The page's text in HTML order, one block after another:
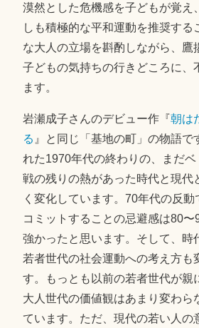
漠然とした危機感を子どもが覚え
しも積極的な平和運動を推奨する
な大人の立場を斟酌しながら、鷹
子どもの気持ちの行きどころに、
ます。
岩瀬成子さんのデビュー作『朝は
る 』と同じ「基地の町」の物語で
れた1970年代の終わりの、まだベ
戦の残りの熱があった時代と現代
く変化しています。70年代の反動
コミットすることの忌避感は80〜
強かったと思います。そして、時
若者世代の社会運動への考え方も
す。もっとも以前の若者世代が親
大人世代の価値観はあまり変わら
ています。ただ、現代の若い人の